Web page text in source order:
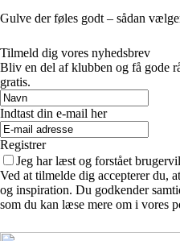
Gulve der føles godt – sådan
Tilmeld dig vores nyhedsbrev
Bliv en del af klubben og få gode
gratis.
Indtast din e-mail her
Registrer
Jeg har læst og forstået
Ved at tilmelde dig accepterer du,
og inspiration. Du godkender
som du kan læse mere om i vores